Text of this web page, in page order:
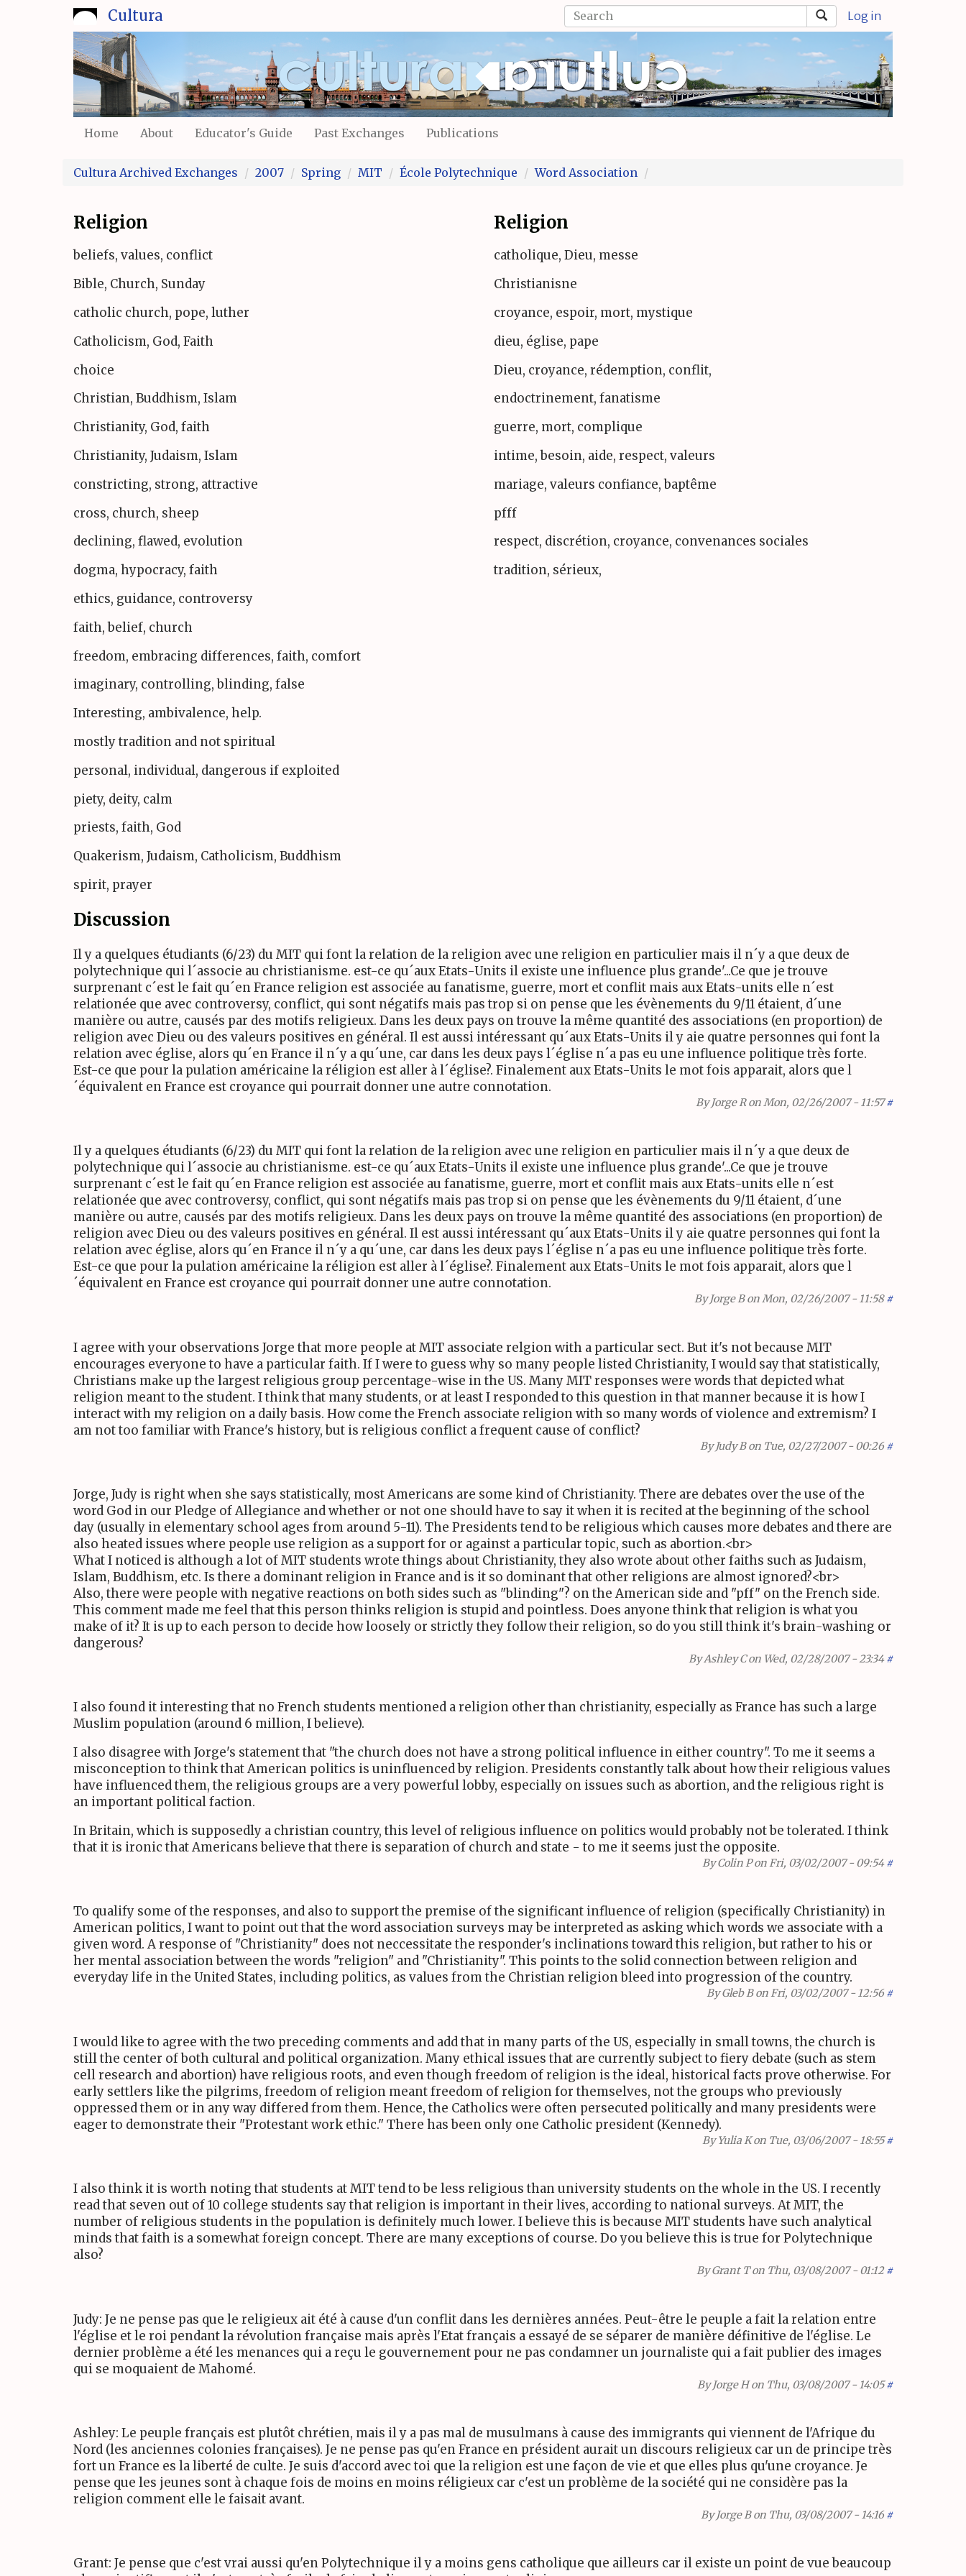
Cultura Log in
Search
form
Search
Home About Educator's Guide Past Exchanges Publications
Cultura Archived Exchanges 2007 Spring MIT École Polytechnique Word Association
Religion Religion
beliefs, values, conflict
Bible, Church, Sunday
catholic church, pope, luther
Catholicism, God, Faith
choice
Christian, Buddhism, Islam
Christianity, God, faith
Christianity, Judaism, Islam
constricting, strong, attractive
cross, church, sheep
declining, flawed, evolution
dogma, hypocracy, faith
ethics, guidance, controversy
faith, belief, church
freedom, embracing differences, faith, comfort
imaginary, controlling, blinding, false
Interesting, ambivalence, help.
mostly tradition and not spiritual
personal, individual, dangerous if exploited
piety, deity, calm
priests, faith, God
Quakerism, Judaism, Catholicism, Buddhism
spirit, prayer
catholique, Dieu, messe
Christianisne
croyance, espoir, mort, mystique
dieu, église, pape
Dieu, croyance, rédemption, conflit,
endoctrinement, fanatisme
guerre, mort, complique
intime, besoin, aide, respect, valeurs
mariage, valeurs confiance, baptême
pfff
respect, discrétion, croyance, convenances sociales
tradition, sérieux,
Discussion
Il y a quelques étudiants (6/23) du MIT qui font la relation de la religion avec une religion en particulier mais il n´y a que deux de
polytechnique qui l´associe au christianisme. est-ce qu´aux Etats-Units il existe une influence plus grande'...Ce que je trouve
surprenant c´est le fait qu´en France religion est associée au fanatisme, guerre, mort et conflit mais aux Etats-units elle n´est
relationée que avec controversy, conflict, qui sont négatifs mais pas trop si on pense que les évènements du 9/11 étaient, d´une
manière ou autre, causés par des motifs religieux. Dans les deux pays on trouve la même quantité des associations (en proportion) de
religion avec Dieu ou des valeurs positives en général. Il est aussi intéressant qu´aux Etats-Units il y aie quatre personnes qui font la
relation avec église, alors qu´en France il n´y a qu´une, car dans les deux pays l´église n´a pas eu une influence politique très forte.
Est-ce que pour la pulation américaine la réligion est aller à l´église?. Finalement aux Etats-Units le mot fois apparait, alors que l
´équivalent en France est croyance qui pourrait donner une autre connotation.
ByJorge Ron Mon, 02/26/2007 - 11:57 #
Il y a quelques étudiants (6/23) du MIT qui font la relation de la religion avec une religion en particulier mais il n´y a que deux de
polytechnique qui l´associe au christianisme. est-ce qu´aux Etats-Units il existe une influence plus grande'...Ce que je trouve
surprenant c´est le fait qu´en France religion est associée au fanatisme, guerre, mort et conflit mais aux Etats-units elle n´est
relationée que avec controversy, conflict, qui sont négatifs mais pas trop si on pense que les évènements du 9/11 étaient, d´une
manière ou autre, causés par des motifs religieux. Dans les deux pays on trouve la même quantité des associations (en proportion) de
religion avec Dieu ou des valeurs positives en général. Il est aussi intéressant qu´aux Etats-Units il y aie quatre personnes qui font la
relation avec église, alors qu´en France il n´y a qu´une, car dans les deux pays l´église n´a pas eu une influence politique très forte.
Est-ce que pour la pulation américaine la réligion est aller à l´église?. Finalement aux Etats-Units le mot fois apparait, alors que l
´équivalent en France est croyance qui pourrait donner une autre connotation.
ByJorge Bon Mon, 02/26/2007 - 11:58 #
I agree with your observations Jorge that more people at MIT associate relgion with a particular sect. But it's not because MIT
encourages everyone to have a particular faith. If I were to guess why so many people listed Christianity, I would say that statistically,
Christians make up the largest religious group percentage-wise in the US. Many MIT responses were words that depicted what
religion meant to the student. I think that many students, or at least I responded to this question in that manner because it is how I
interact with my religion on a daily basis. How come the French associate religion with so many words of violence and extremism? I
am not too familiar with France's history, but is religious conflict a frequent cause of conflict?
ByJudy Bon Tue, 02/27/2007 - 00:26 #
Jorge, Judy is right when she says statistically, most Americans are some kind of Christianity. There are debates over the use of the
word God in our Pledge of Allegiance and whether or not one should have to say it when it is recited at the beginning of the school
day (usually in elementary school ages from around 5-11). The Presidents tend to be religious which causes more debates and there are
also heated issues where people use religion as a support for or against a particular topic, such as abortion.<br>
What I noticed is although a lot of MIT students wrote things about Christianity, they also wrote about other faiths such as Judaism,
Islam, Buddhism, etc. Is there a dominant religion in France and is it so dominant that other religions are almost ignored?<br>
Also, there were people with negative reactions on both sides such as "blinding"? on the American side and "pff" on the French side.
This comment made me feel that this person thinks religion is stupid and pointless. Does anyone think that religion is what you
make of it? It is up to each person to decide how loosely or strictly they follow their religion, so do you still think it's brain-washing or
dangerous?
ByAshley Con Wed, 02/28/2007 - 23:34 #
I also found it interesting that no French students mentioned a religion other than christianity, especially as France has such a large
Muslim population (around 6 million, I believe).
I also disagree with Jorge's statement that "the church does not have a strong political influence in either country". To me it seems a
misconception to think that American politics is uninfluenced by religion. Presidents constantly talk about how their religious values
have influenced them, the religious groups are a very powerful lobby, especially on issues such as abortion, and the religious right is
an important political faction.
In Britain, which is supposedly a christian country, this level of religious influence on politics would probably not be tolerated. I think
that it is ironic that Americans believe that there is separation of church and state - to me it seems just the opposite.
ByColin Pon Fri, 03/02/2007 - 09:54 #
To qualify some of the responses, and also to support the premise of the significant influence of religion (specifically Christianity) in
American politics, I want to point out that the word association surveys may be interpreted as asking which words we associate with a
given word. A response of "Christianity" does not neccessitate the responder's inclinations toward this religion, but rather to his or
her mental association between the words "religion" and "Christianity". This points to the solid connection between religion and
everyday life in the United States, including politics, as values from the Christian religion bleed into progression of the country.
ByGleb Bon Fri, 03/02/2007 - 12:56 #
I would like to agree with the two preceding comments and add that in many parts of the US, especially in small towns, the church is
still the center of both cultural and political organization. Many ethical issues that are currently subject to fiery debate (such as stem
cell research and abortion) have religious roots, and even though freedom of religion is the ideal, historical facts prove otherwise. For
early settlers like the pilgrims, freedom of religion meant freedom of religion for themselves, not the groups who previously
oppressed them or in any way differed from them. Hence, the Catholics were often persecuted politically and many presidents were
eager to demonstrate their "Protestant work ethic." There has been only one Catholic president (Kennedy).
ByYulia Kon Tue, 03/06/2007 - 18:55 #
I also think it is worth noting that students at MIT tend to be less religious than university students on the whole in the US. I recently
read that seven out of 10 college students say that religion is important in their lives, according to national surveys. At MIT, the
number of religious students in the population is definitely much lower. I believe this is because MIT students have such analytical
minds that faith is a somewhat foreign concept. There are many exceptions of course. Do you believe this is true for Polytechnique
also?
ByGrant Ton Thu, 03/08/2007 - 01:12 #
Judy: Je ne pense pas que le religieux ait été à cause d'un conflit dans les dernières années. Peut-être le peuple a fait la relation entre
l'église et le roi pendant la révolution française mais après l'Etat français a essayé de se séparer de manière définitive de l'église. Le
dernier problème a été les menances qui a reçu le gouvernement pour ne pas condamner un journaliste qui a fait publier des images
qui se moquaient de Mahomé.
ByJorge Hon Thu, 03/08/2007 - 14:05 #
Ashley: Le peuple français est plutôt chrétien, mais il y a pas mal de musulmans à cause des immigrants qui viennent de l'Afrique du
Nord (les anciennes colonies françaises). Je ne pense pas qu'en France en président aurait un discours religieux car un de principe très
fort un France es la liberté de culte. Je suis d'accord avec toi que la religion est une façon de vie et que elles plus qu'une croyance. Je
pense que les jeunes sont à chaque fois de moins en moins réligieux car c'est un problème de la société qui ne considère pas la
religion comment elle le faisait avant.
ByJorge Bon Thu, 03/08/2007 - 14:16 #
Grant: Je pense que c'est vrai aussi qu'en Polytechnique il y a moins gens catholique que ailleurs car il existe un point de vue beaucoup